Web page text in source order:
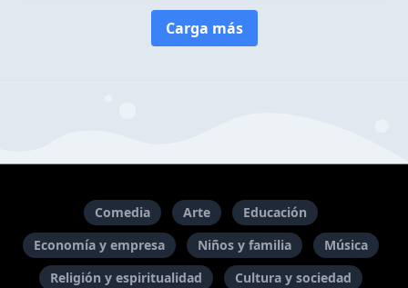
Carga más
Comedia Arte
Educación
Economía y empresa
Niños y familia
Música
Religión y espiritualidad
Cultura y sociedad